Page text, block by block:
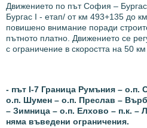
Движението по път София –
Бургас I - етап/ от км 493+135 до
повишено внимание поради
пътното платно. Движението се
с ограничение в скоростта на 50
- път І-7 Граница Румъния – о.п.
о.п. Шумен – о.п. Преслав –
– Зимница – о.п. Елхово – п.к. –
няма въведени ограничения.